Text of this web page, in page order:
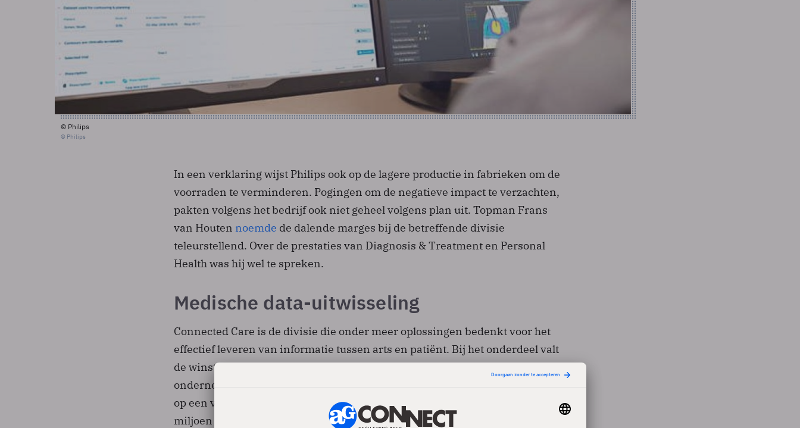
© Philips
© Philips
In een verklaring wijst Philips ook op de lagere productie in fabrieken om de
voorraden te verminderen. Pogingen om de negatieve impact te verzachten,
pakten volgens het bedrijf ook niet geheel volgens plan uit. Topman Frans
van Houten noemde de dalende marges bij de betreffende divisie
teleurstellend. Over de prestaties van Diagnosis & Treatment en Personal
Health was hij wel te spreken.
Medische data-uitwisseling
Connected Care is de divisie die onder meer oplossingen bedenkt voor het
effectief leveren van informatie tussen arts en patiënt. Bij het onderdeel valt
de winstmarge naar verwachting 4,5 procentpunt lager uit. Dat is volgens de
onderneming deels als gevolg van de hogere tarieven. Verder rekent Philips
op een vermindering van de licentie-inkomsten bij het segment Other van 20
miljoen euro.